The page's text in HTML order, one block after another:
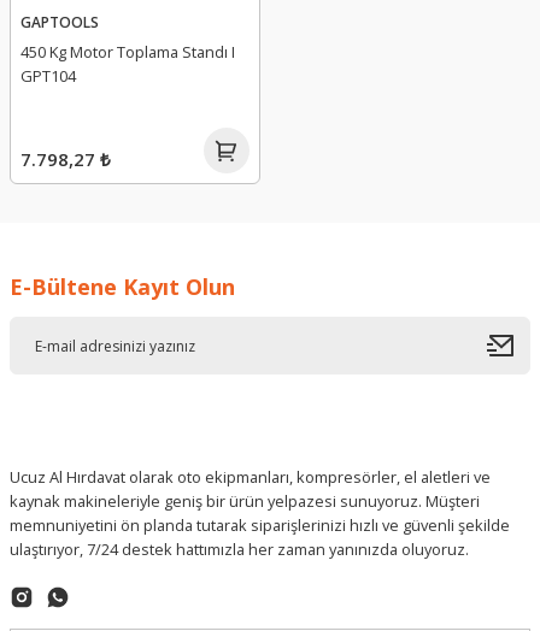
GAPTOOLS
450 Kg Motor Toplama Standı I
GPT104
7.798,27 ₺
E-Bültene Kayıt Olun
Ucuz Al Hırdavat olarak oto ekipmanları, kompresörler, el aletleri ve
kaynak makineleriyle geniş bir ürün yelpazesi sunuyoruz. Müşteri
memnuniyetini ön planda tutarak siparişlerinizi hızlı ve güvenli şekilde
ulaştırıyor, 7/24 destek hattımızla her zaman yanınızda oluyoruz.